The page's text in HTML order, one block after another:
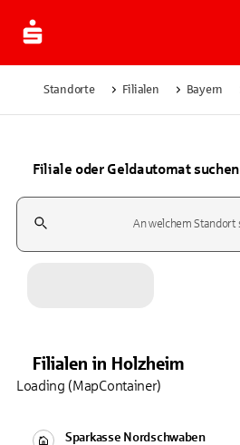
Standorte Filialen Bayern
Filiale oder Geldautomat suchen
Suchfeld
Filialen in Holzheim
Sparkasse Nordschwaben
Loading (MapContainer)